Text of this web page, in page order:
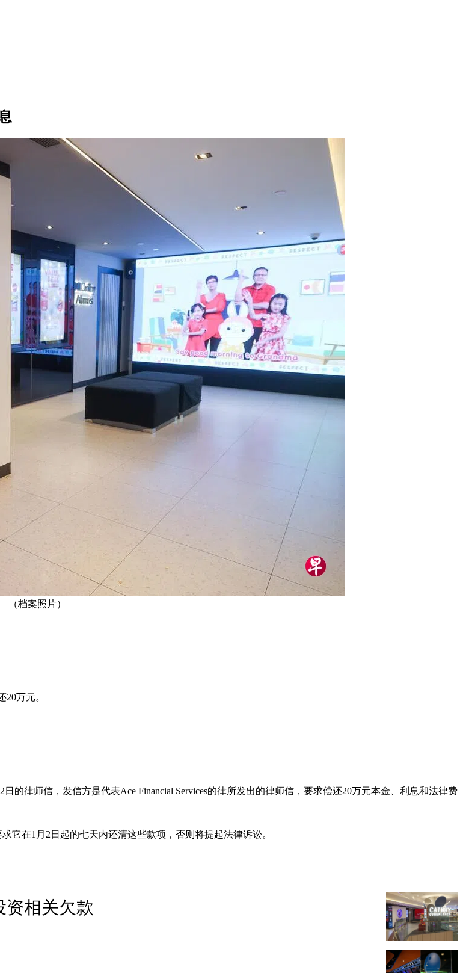
（档案照片）
20万元。
的律师信，发信方是代表Ace Financial Services的律所发出的律师信，要求偿还20万元本金、利息和法律费
它在1月2日起的七天内还清这些款项，否则将提起法律诉讼。
资相关欠款